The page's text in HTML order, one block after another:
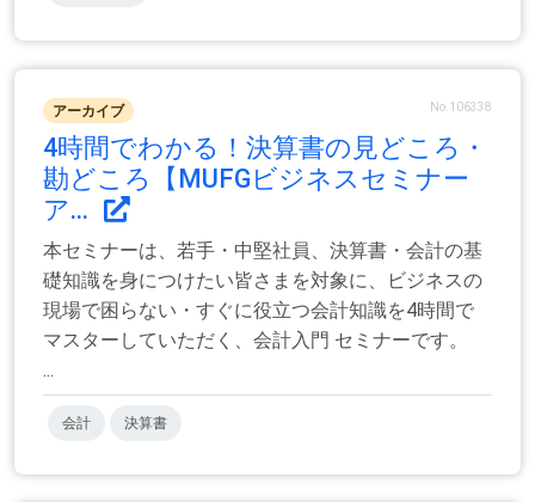
アーカイブ No.106338
4時間でわかる！決算書の見どころ・
勘どころ【MUFGビジネスセミナー
ア...
本セミナーは、若手・中堅社員、決算書・会計の基
礎知識を身につけたい皆さまを対象に、ビジネスの
現場で困らない・すぐに役立つ会計知識を4時間で
マスターしていただく、会計入門 セミナーです。
...
会計 決算書